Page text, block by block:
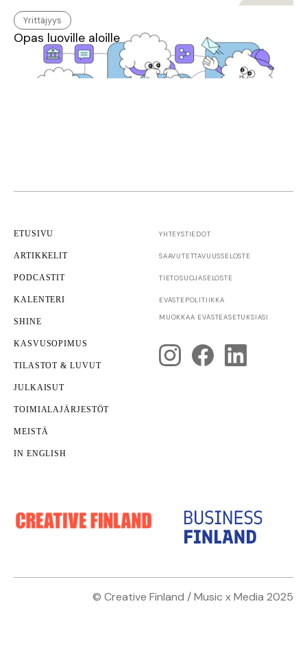
Yrittäjyys
Opas luoville aloille
Yrityksen kuntotarkastus
Kansainvälistyminen Monialaisuus
ETUSIVU
ARTIKKELIT
PODCASTIT
KALENTERI
SHINE
KASVUSOPIMUS
TILASTOT & LUVUT
JULKAISUT
TOIMIALAJÄRJESTÖT
MEISTÄ
IN ENGLISH
YHTEYSTIEDOT
SAAVUTETTAVUUS­SELOSTE
TIETOSUOJASELOSTE
EVÄSTEPOLITIIKKA
MUOKKAA EVÄSTEASETUKSIASI
© Creative Finland / Music x Media 2025